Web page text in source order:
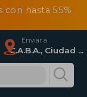
con hasta 55%
Enviar a
C.A.B.A., Ciudad Autónoma De Buenos Aires